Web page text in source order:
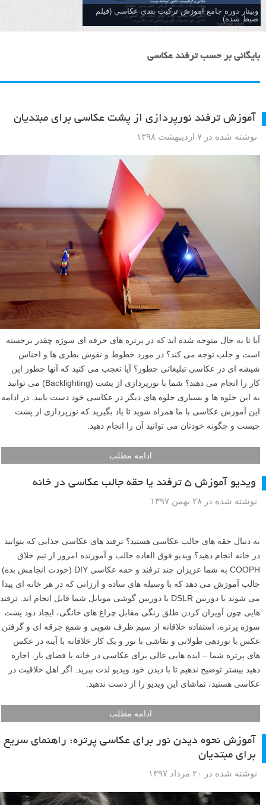
وبینار دوره جامع آموزش تركيب بندي عكاسي (فیلم
ضبط شده)
بایگانی بر حسب ترفند عکاسی
آموزش ترفند نورپردازی از پشت عکاسی برای مبتدیان
نوشته شده در ۷ اردیبهشت ۱۳۹۸
آیا تا به حال متوجه شده اید که در پرتره های حرفه ای سوژه چقدر برجسته
است و جلب توجه می کند؟ در مورد خطوط و نقوش بطری ها و اجناس
شیشه ای در عکاسی تبلیغاتی چطور؟ آیا تعجب می کنید که آنها چطور این
کار را انجام می دهند؟ شما با نورپردازی از پشت (Backlighting) می توانید
به این جلوه ها و بسیاری جلوه های دیگر در عکاسی خود دست یابید. در ادامه
این آموزش عکاسی با ما همراه شوید تا یاد بگیرید که نورپردازی از پشت
چیست و چگونه خودتان می توانید آن را انجام دهید.
ادامه مطلب
ویدیو آموزش ۵ ترفند یا حقه جالب عکاسی در خانه
نوشته شده در ۲۸ بهمن ۱۳۹۷
به دنبال حقه های جالب عکاسی هستید؟ ترفند های عکاسی جذابی که بتوانید
در خانه انجام دهید؟ ویدیو فوق العاده جالب و آموزنده امروز از تیم خلاق
جالب آموزش می دهد که با وسیله های ساده و ارزانی که در هر خانه ای پیدا
هایی چون آویزان کردن طلق رنگی مقابل چراغ های خانگی، ایجاد دود پشت
سوژه پرتره، استفاده خلاقانه از سیم ظرف شویی و شمع جرقه ای و گرفتن